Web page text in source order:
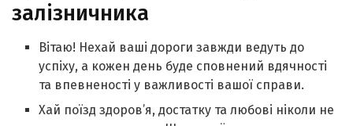
залізничника
Вітаю! Нехай ваші дороги завжди ведуть до
успіху, а кожен день буде сповнений вдячності
та впевненості у важливості вашої справи.
Хай поїзд здоров’я, достатку та любові ніколи не